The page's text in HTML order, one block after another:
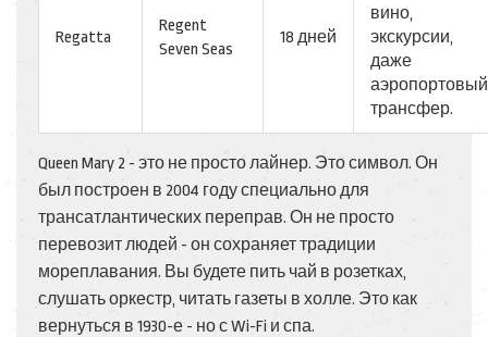
Regatta
Regent
Seven Seas
18 дней
вино,
экскурсии,
даже
аэропортовый
трансфер.
Queen Mary 2 - это не просто лайнер. Это символ. Он
был построен в 2004 году специально для
трансатлантических переправ. Он не просто
перевозит людей - он сохраняет традиции
мореплавания. Вы будете пить чай в розетках,
слушать оркестр, читать газеты в холле. Это как
вернуться в 1930-е - но с Wi-Fi и спа.